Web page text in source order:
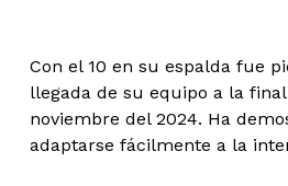
Con el 10 en su espalda fue
llegada de su equipo a la
noviembre del 2024. Ha
adaptarse fácilmente a la